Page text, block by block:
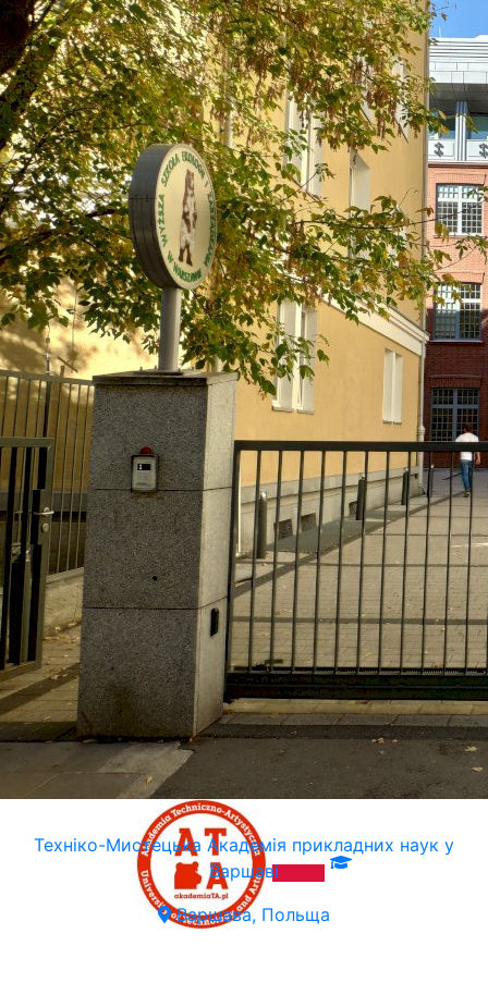
Техніко-Мистецька Академія прикладних наук у
Варшаві
Варшава, Польща